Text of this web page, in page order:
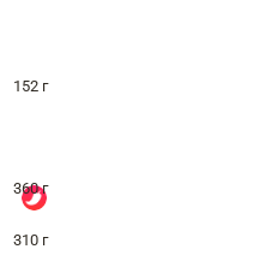
152 г
360 г
310 г